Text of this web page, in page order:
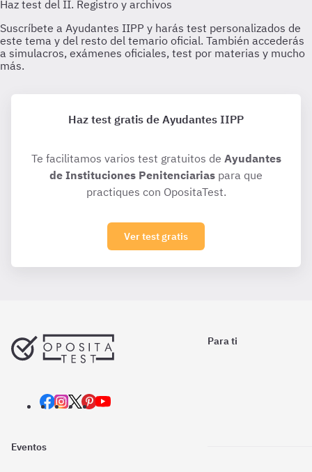
Haz test gratis de Ayudantes IIPP
Te facilitamos varios test gratuitos de Ayudantes
de Instituciones Penitenciarias para que
practiques con OpositaTest.
Ver test gratis
Para ti
Eventos